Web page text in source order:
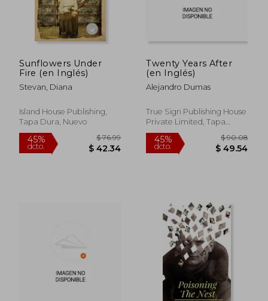
45%
dcto. $ 25.34
45%
dcto.
Sunflowers Under
Fire (en Inglés)
Stevan, Diana
Island House Publishing,
Tapa Dura, Nuevo
Twenty Years After
(en Inglés)
Alejandro Dumas
True Sign Publishing House
Private Limited, Tapa
Blanda, Nuevo